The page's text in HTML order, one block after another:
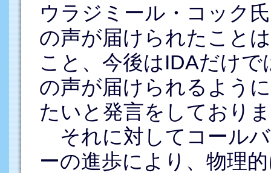
ウラジミール・コック
の声が届けられたこと
こと、今後はIDAだけ
の声が届けられるよう
たいと発言をしており
それに対してコール
ーの進歩により、物理